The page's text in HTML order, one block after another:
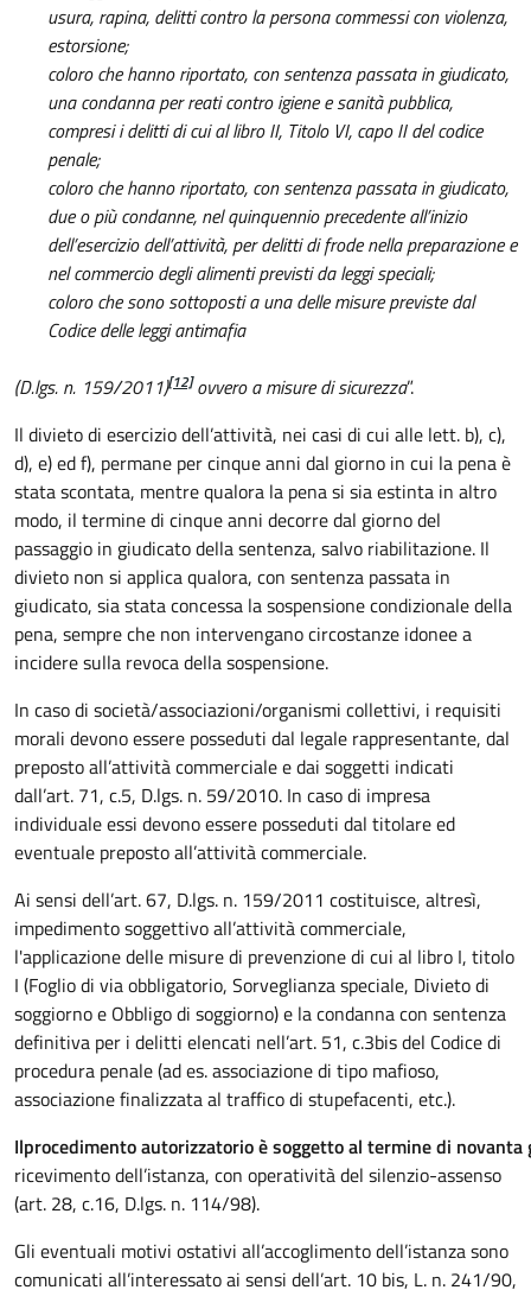
usura, rapina, delitti contro la persona commessi con violenza,
estorsione;
coloro che hanno riportato, con sentenza passata in giudicato,
una condanna per reati contro igiene e sanità pubblica,
compresi i delitti di cui al libro II, Titolo VI, capo II del codice
penale;
coloro che hanno riportato, con sentenza passata in giudicato,
due o più condanne, nel quinquennio precedente all’inizio
dell’esercizio dell’attività, per delitti di frode nella preparazione e
nel commercio degli alimenti previsti da leggi speciali;
coloro che sono sottoposti a una delle misure previste dal
Codice delle leggi antimafia
(D.lgs. n. 159/2011)[12]ovvero a misure di sicurezza”.
Il divieto di esercizio dell’attività, nei casi di cui alle lett. b), c),
d), e) ed f), permane per cinque anni dal giorno in cui la pena è
stata scontata, mentre qualora la pena si sia estinta in altro
modo, il termine di cinque anni decorre dal giorno del
passaggio in giudicato della sentenza, salvo riabilitazione. Il
divieto non si applica qualora, con sentenza passata in
giudicato, sia stata concessa la sospensione condizionale della
pena, sempre che non intervengano circostanze idonee a
incidere sulla revoca della sospensione.
In caso di società/associazioni/organismi collettivi, i requisiti
morali devono essere posseduti dal legale rappresentante, dal
preposto all’attività commerciale e dai soggetti indicati
dall’art. 71, c.5, D.lgs. n. 59/2010. In caso di impresa
individuale essi devono essere posseduti dal titolare ed
eventuale preposto all’attività commerciale.
Ai sensi dell’art. 67, D.lgs. n. 159/2011 costituisce, altresì,
impedimento soggettivo all’attività commerciale,
l'applicazione delle misure di prevenzione di cui al libro I, titolo
I (Foglio di via obbligatorio, Sorveglianza speciale, Divieto di
soggiorno e Obbligo di soggiorno) e la condanna con sentenza
definitiva per i delitti elencati nell’art. 51, c.3bis del Codice di
procedura penale (ad es. associazione di tipo mafioso,
associazione finalizzata al traffico di stupefacenti, etc.).
Ilprocedimentoautorizzatorioèsoggettoal terminedi novanta
ricevimento dell’istanza, con operatività del silenzio-assenso
(art. 28, c.16, D.lgs. n. 114/98).
Gli eventuali motivi ostativi all’accoglimento dell’istanza sono
comunicati all’interessato ai sensi dell’art. 10 bis, L. n. 241/90,